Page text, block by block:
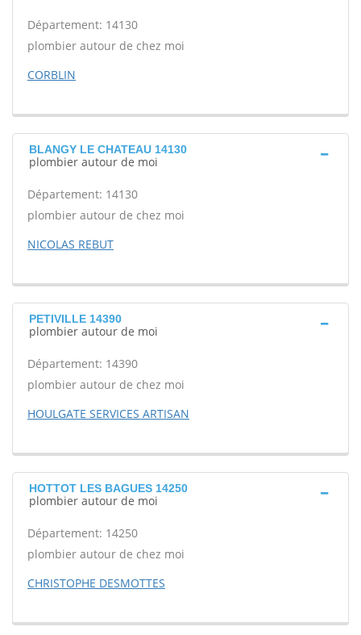
Département: 14130
plombier autour de chez moi
CORBLIN
BLANGY LE CHATEAU 14130
plombier autour de moi
Département: 14130
plombier autour de chez moi
NICOLAS REBUT
PETIVILLE 14390
plombier autour de moi
Département: 14390
plombier autour de chez moi
HOULGATE SERVICES ARTISAN
HOTTOT LES BAGUES 14250
plombier autour de moi
Département: 14250
plombier autour de chez moi
CHRISTOPHE DESMOTTES